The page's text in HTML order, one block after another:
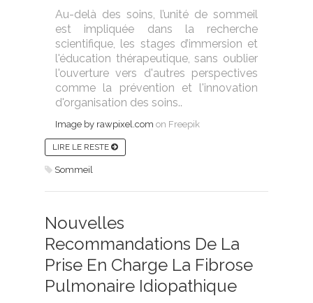
Au-delà des soins, l’unité de sommeil
est impliquée dans la recherche
scientifique, les stages d’immersion et
l'éducation thérapeutique, sans oublier
l'ouverture vers d'autres perspectives
comme la prévention et l'innovation
d'organisation des soins..
Image by rawpixel.com on Freepik
LIRE LE RESTE
Sommeil
Nouvelles
Recommandations De La
Prise En Charge La Fibrose
Pulmonaire Idiopathique